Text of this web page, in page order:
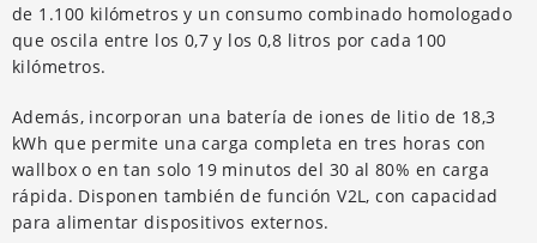
de 1.100 kilómetros y un consumo combinado homologado
que oscila entre los 0,7 y los 0,8 litros por cada 100
kilómetros.
Además, incorporan una batería de iones de litio de 18,3
kWh que permite una carga completa en tres horas con
wallbox o en tan solo 19 minutos del 30 al 80% en carga
rápida. Disponen también de función V2L, con capacidad
para alimentar dispositivos externos.